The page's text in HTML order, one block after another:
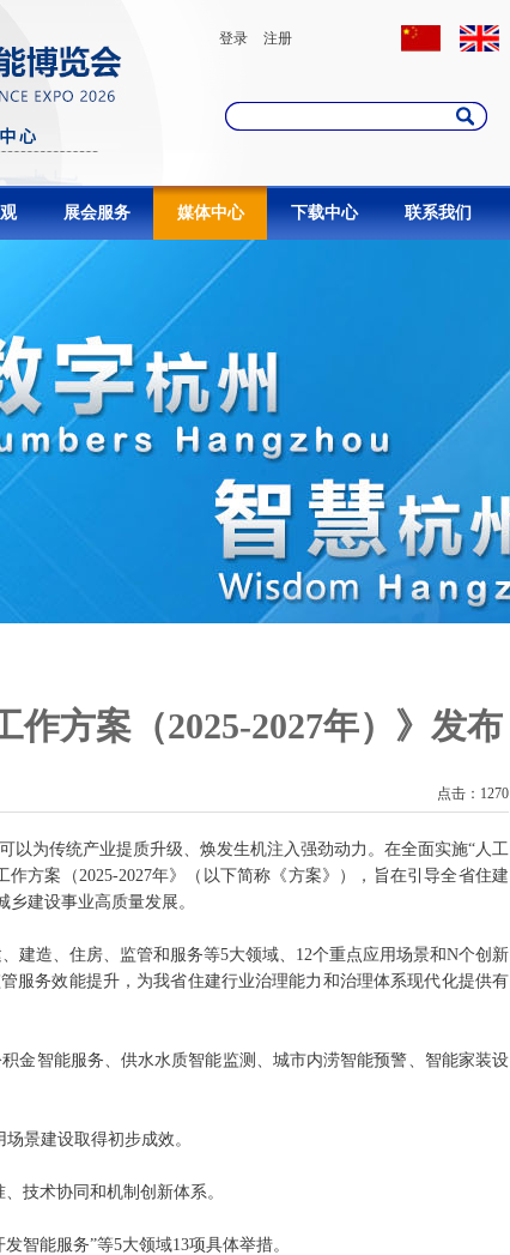
登录 注册
展会服务 媒体中心 下载中心 联系我们
作方案（2025-2027年）》发布
点击：1270
为传统产业提质升级、焕发生机注入强劲动力。在全面实施“人工
方案（2025-2027年》（以下简称《方案》），旨在引导全省住建
建设事业高质量发展。
建造、住房、监管和服务等5大领域、12个重点应用场景和N个创新
服务效能提升，为我省住建行业治理能力和治理体系现代化提供有
金智能服务、供水水质智能监测、城市内涝智能预警、智能家装设
景建设取得初步成效。
技术协同和机制创新体系。
智能服务”等5大领域13项具体举措。